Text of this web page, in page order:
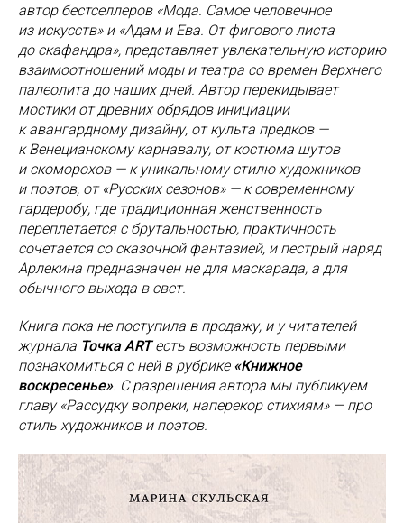
автор бестселлеров «Мода. Самое человечное
из искусств» и «Адам и Ева. От фигового листа
до скафандра», представляет увлекательную историю
взаимоотношений моды и театра со времен Верхнего
палеолита до наших дней. Автор перекидывает
мостики от древних обрядов инициации
к авангардному дизайну, от культа предков —
к Венецианскому карнавалу, от костюма шутов
и скоморохов — к уникальному стилю художников
и поэтов, от «Русских сезонов» — к современному
гардеробу, где традиционная женственность
переплетается с брутальностью, практичность
сочетается со сказочной фантазией, и пестрый наряд
Арлекина предназначен не для маскарада, а для
обычного выхода в свет.
Книга пока не поступила в продажу, и у читателей
журнала Точка ARTесть возможность первыми
познакомиться с ней в рубрике «Книжное
воскресенье». С разрешения автора мы публикуем
главу «Рассудку вопреки, наперекор стихиям» — про
стиль художников и поэтов.